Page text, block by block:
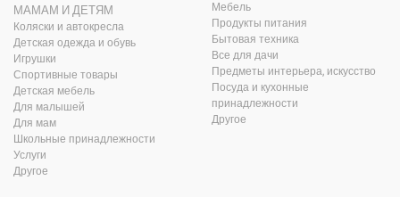
МАМАМ И ДЕТЯМ
Коляски и автокресла
Детская одежда и обувь
Игрушки
Спортивные товары
Детская мебель
Для малышей
Для мам
Школьные принадлежности
Услуги
Другое
Мебель
Продукты питания
Бытовая техника
Все для дачи
Предметы интерьера, искусство
Посуда и кухонные
принадлежности
Другое